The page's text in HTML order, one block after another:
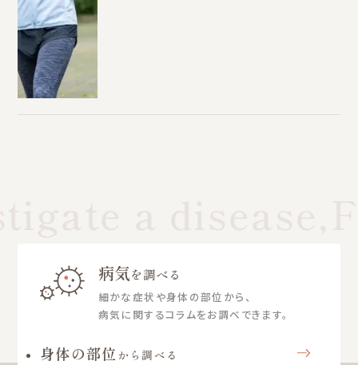
病気を調べる
細かな症状や身体の部位から、
病気に関するコラムをお調べできます。
身体の部位 から調べる